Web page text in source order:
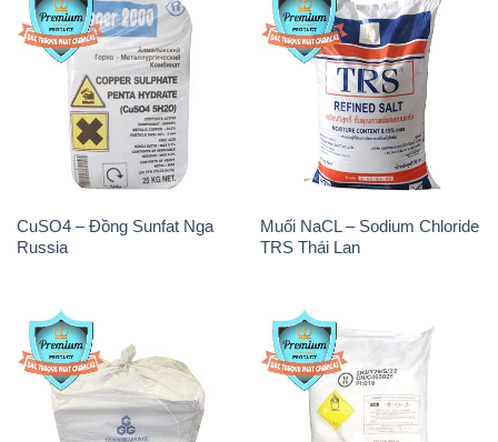
CuSO4 – Đồng Sunfat Nga
Russia
Muối NaCL – Sodium Chloride
TRS Thái Lan